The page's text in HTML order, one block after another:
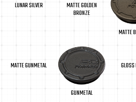
LUNAR SILVER
MATTE GOLDEN
BRONZE
MATTE
MATTE GUNMETAL
GUNMETAL